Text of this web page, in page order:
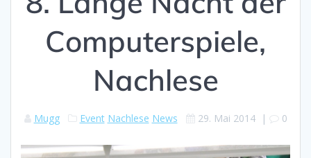
Computerspiele,
Nachlese
Mugg Event Nachlese News 29. Mai 2014| 0